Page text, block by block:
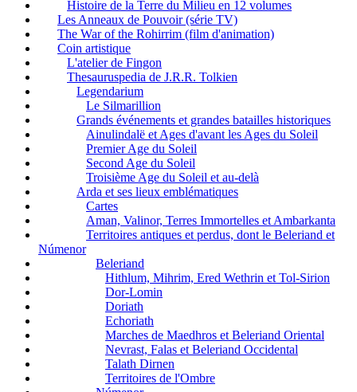
Histoire de la Terre du Milieu en 12 volumes
Les Anneaux de Pouvoir (série TV)
The War of the Rohirrim (film d'animation)
Coin artistique
L'atelier de Fingon
Thesauruspedia de J.R.R. Tolkien
Legendarium
Le Silmarillion
Grands événements et grandes batailles historiques
Ainulindalë et Ages d'avant les Ages du Soleil
Premier Age du Soleil
Second Age du Soleil
Troisième Age du Soleil et au-delà
Arda et ses lieux emblématiques
Cartes
Aman, Valinor, Terres Immortelles et Ambarkanta
Territoires antiques et perdus, dont le Beleriand et
Númenor
Beleriand
Hithlum, Mihrim, Ered Wethrin et Tol-Sirion
Dor-Lomin
Doriath
Echoriath
Marches de Maedhros et Beleriand Oriental
Nevrast, Falas et Beleriand Occidental
Talath Dirnen
Territoires de l'Ombre